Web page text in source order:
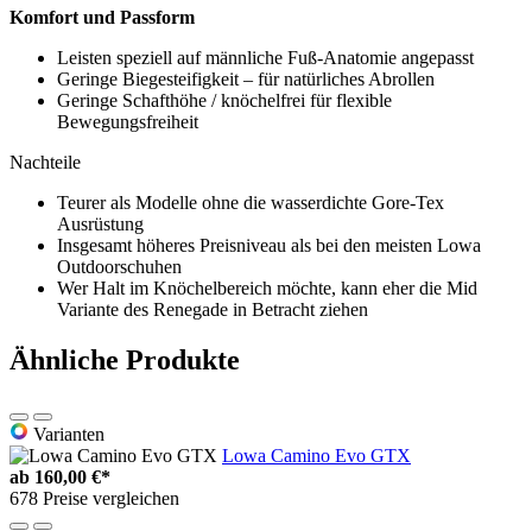
Komfort und Passform
Leisten speziell auf männliche Fuß-Anatomie angepasst
Geringe Biegesteifigkeit – für natürliches Abrollen
Geringe Schafthöhe / knöchelfrei für flexible
Bewegungsfreiheit
Nachteile
Teurer als Modelle ohne die wasserdichte Gore-Tex
Ausrüstung
Insgesamt höheres Preisniveau als bei den meisten Lowa
Outdoorschuhen
Wer Halt im Knöchelbereich möchte, kann eher die Mid
Variante des Renegade in Betracht ziehen
Ähnliche Produkte
Varianten
Lowa Camino Evo GTX
ab 160,00 €*
678 Preise vergleichen